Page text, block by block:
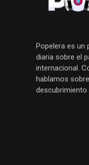
Popelera es un
diaria sobre el
internacional.
hablamos
descubrimiento